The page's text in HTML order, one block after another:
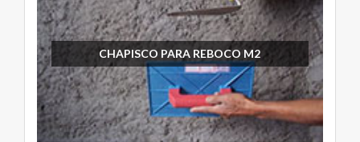
CHAPISCO PARA REBOCO M2